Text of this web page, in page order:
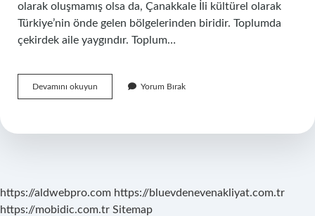
olarak oluşmamış olsa da, Çanakkale İli kültürel olarak
Türkiye’nin önde gelen bölgelerinden biridir. Toplumda
çekirdek aile yaygındır. Toplum…
Devamını okuyun Canakkale
Neyi
Yorum Bırak
https://aldwebpro.com https://bluevdenevenakliyat.com.tr
https://mobidic.com.tr Sitemap